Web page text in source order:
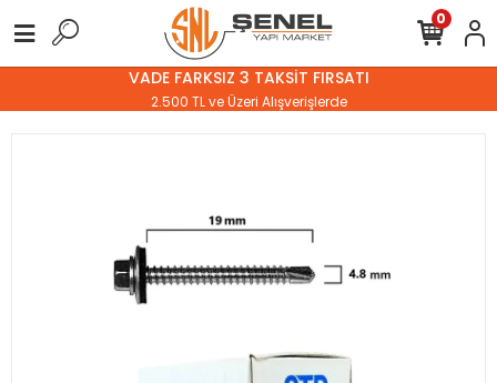
VADE FARKSIZ 3 TAKSİT FIRSATI
2.500 TL ve Üzeri Alışverişlerde
0